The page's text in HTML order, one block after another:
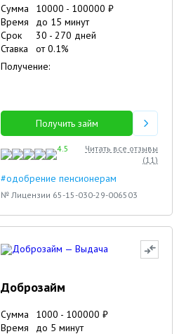
Сумма 10000 - 100000 ₽
Время
до 15 минут
Срок
30 - 270 дней
Ставка
от0.1%
Получение:
Получить займ
4.5
Читать все отзывы
(11)
#одобрение пенсионерам
№ Лицензии 65-15-030-29-006503
Доброзайм
Сумма 1000 - 100000 ₽
Время
до 5 минут